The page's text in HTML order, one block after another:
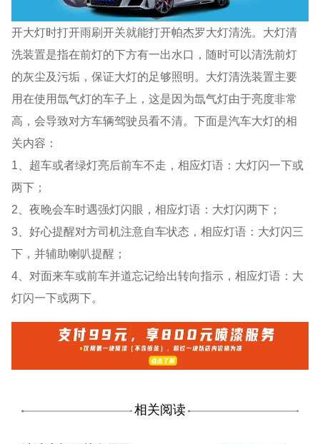
开大灯时打开雨刷开关就能打开帕杰罗大灯清洗。大灯清
洗装置是指在前灯的下方有一出水口，随时可以清洗前灯
的灰尘及污垢，保证大灯的足够照明。大灯清洗装置主要
用在使用氙气灯的车子上，这是因为氙气灯由于亮度非常
高，会导致对方车辆驾驶员看不清。下面是汽车大灯的相
关内容：
1、超车或者绿灯亮后前车不走，相应灯语：大灯闪一下或
两下；
2、夜晚会车时遇强灯闪眼，相应灯语：大灯闪两下；
3、好心提醒对方司机注意自车状态，相应灯语：大灯闪三
下，并辅助喇叭提醒；
4、对面来车或前车并道忘记给出转向指示，相应灯语：大
灯闪一下或两下。
相关阅读